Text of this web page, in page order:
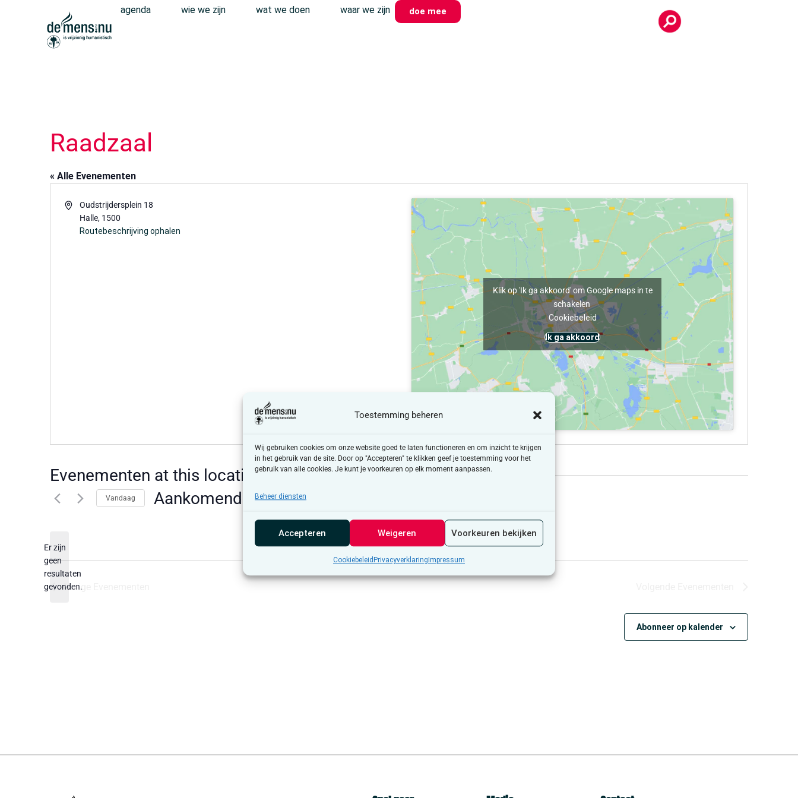
Toestemming beheren
Wij gebruiken cookies om onze website goed te laten functioneren en om inzicht te krijgen
in het gebruik van de site. Door op "Accepteren" te klikken geef je toestemming voor het
gebruik van alle cookies. Je kunt je voorkeuren op elk moment aanpassen.
Beheer diensten
Accepteren Weigeren Voorkeuren bekijken
Cookiebeleid Privacyverklaring Impressum
agenda wie we zijn wat we doen waar we zijn doe mee
Raadzaal
« Alle Evenementen
AdresOudstrijdersplein 18
Halle, 1500
Routebeschrijving ophalen
Klik op 'Ik ga akkoord' om Google maps in te
schakelen
Cookiebeleid
Ik ga akkoord
Evenementen at this locatie
Bericht
Er zijn
geen
resultaten
gevonden.
Vandaag Aankomende
Vorige
Abonneer op kalender